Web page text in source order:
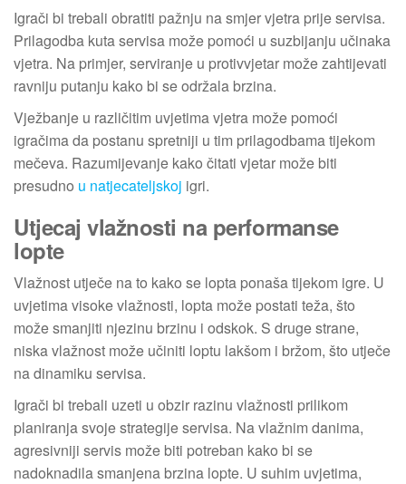
Igrači bi trebali obratiti pažnju na smjer vjetra prije servisa.
Prilagodba kuta servisa može pomoći u suzbijanju učinaka
vjetra. Na primjer, serviranje u protivvjetar može zahtijevati
ravniju putanju kako bi se održala brzina.
Vježbanje u različitim uvjetima vjetra može pomoći
igračima da postanu spretniji u tim prilagodbama tijekom
mečeva. Razumijevanje kako čitati vjetar može biti
presudno u natjecateljskoj igri.
Utjecaj vlažnosti na performanse
lopte
Vlažnost utječe na to kako se lopta ponaša tijekom igre. U
uvjetima visoke vlažnosti, lopta može postati teža, što
može smanjiti njezinu brzinu i odskok. S druge strane,
niska vlažnost može učiniti loptu lakšom i bržom, što utječe
na dinamiku servisa.
Igrači bi trebali uzeti u obzir razinu vlažnosti prilikom
planiranja svoje strategije servisa. Na vlažnim danima,
agresivniji servis može biti potreban kako bi se
nadoknadila smanjena brzina lopte. U suhim uvjetima,